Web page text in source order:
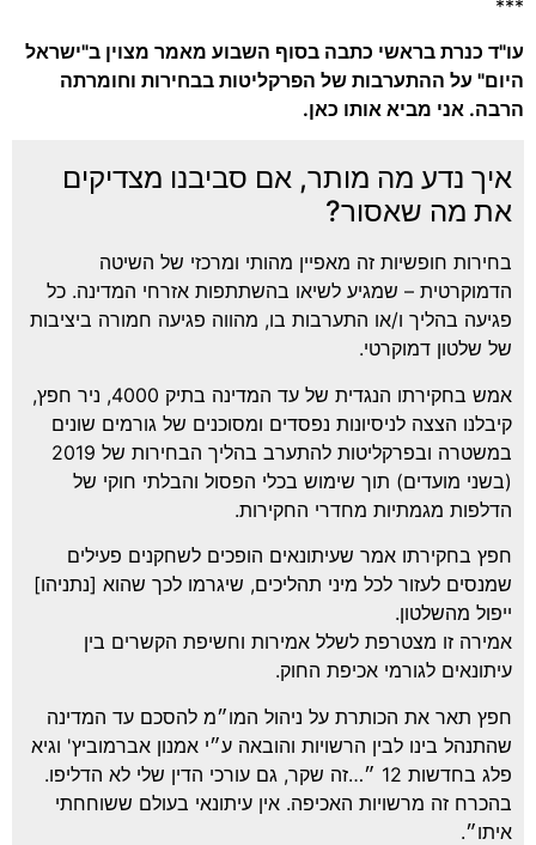
כנרת בראשי כתבה בסוף השבוע מאמר מצוין ב"ישראל
על ההתערבות של הפרקליטות בבחירות וחומרתה
אני מביא אותו כאן.
נדע מה מותר, אם סביבנו מצדיקים
מה שאסור?
חופשיות זה מאפיין מהותי ומרכזי של השיטה
– שמגיע לשיאו בהשתתפות אזרחי המדינה. כל
בהליך ו/או התערבות בו, מהווה פגיעה חמורה ביציבות
שלטון דמוקרטי.
אמש בחקירתו הנגדית של עד המדינה בתיק 4000, ניר חפץ,
הצצה לניסיונות נפסדים ומסוכנים של גורמים שונים
במשטרה ובפרקליטות להתערב בהליך הבחירות של 2019
מועדים) תוך שימוש בכלי הפסול והבלתי חוקי של
מגמתיות מחדרי החקירות.
בחקירתו אמר שעיתונאים הופכים לשחקנים פעילים
לעזור לכל מיני תהליכים, שיגרמו לכך שהוא [נתניהו]
מהשלטון.
זו מצטרפת לשלל אמירות וחשיפת הקשרים בין
לגורמי אכיפת החוק.
תאר את הכותרת על ניהול המו״מ להסכם עד המדינה
בינו לבין הרשויות והובאה ע״י אמנון אברמוביץ' וגיא
פלג בחדשות 12 ״…זה שקר, גם עורכי הדין שלי לא הדליפו.
זה מרשויות האכיפה. אין עיתונאי בעולם ששוחחתי